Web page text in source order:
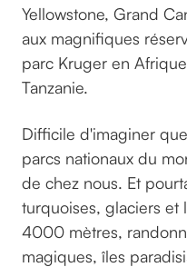
Yellowstone, Grand
aux magnifiques
parc Kruger en
Tanzanie.
Difficile d'imaginer
parcs nationaux du
de chez nous. Et
turquoises, glaciers et
4000 mètres,
magiques, îles